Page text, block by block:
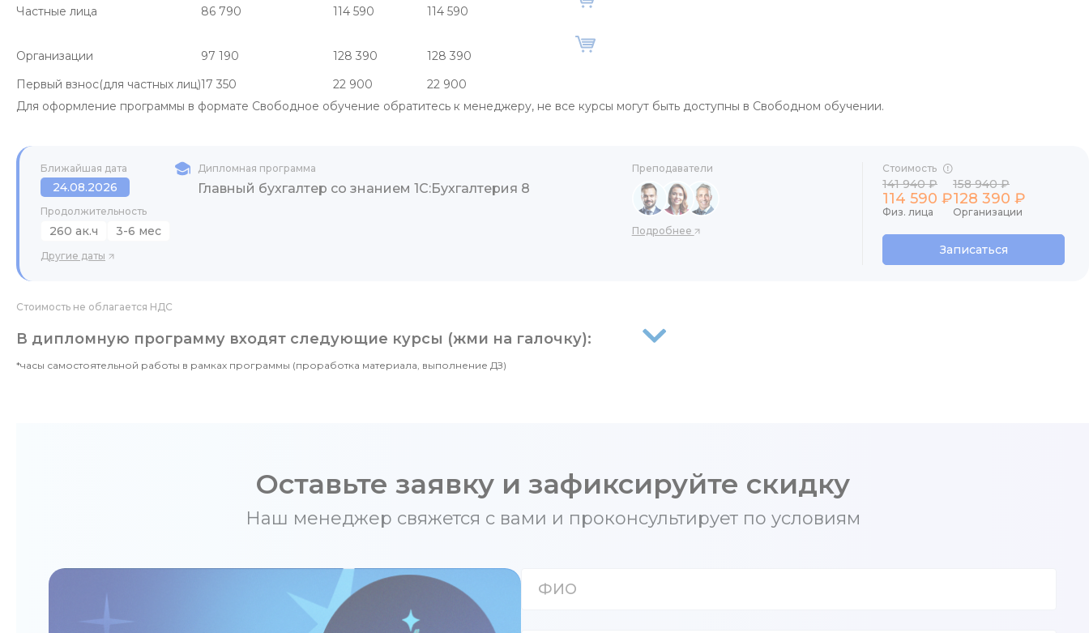
Частные лица 86 790 114 590 114 590
Организации 97 190 128 390
128 390
Первый взнос(для частных лиц)17 350 22 900
22 900
Для оформление программы в формате Свободное обучение обратитесь к менеджеру, не все курсы могут быть доступны в Свободном обучении.
Ближайшая дата
24.08.2026
Продолжительность
260 ак.ч 3-6 мес
Другие даты
Дипломная программа
Главный бухгалтер со знанием 1С:Бухгалтерия 8
Преподаватели
Подробнее
Стоимость
141 940 ₽
114 590 ₽
Физ. лица
158 940 ₽
128 390 ₽
Организации
Записаться
Стоимость не облагается НДС
В дипломную программу входят следующие курсы (жми на галочку):
*часы самостоятельной работы в рамках программы (проработка материала, выполнение ДЗ)
Оставьте заявку и зафиксируйте скидку
Наш менеджер свяжется с вами и проконсультирует по условиям